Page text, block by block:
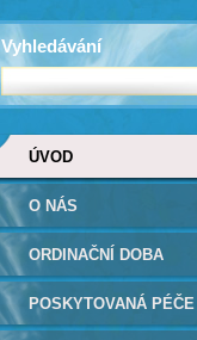
ÚVOD
O NÁS
ORDINAČNÍ DOBA
POSKYTOVANÁ PÉČE
Vyhledávání